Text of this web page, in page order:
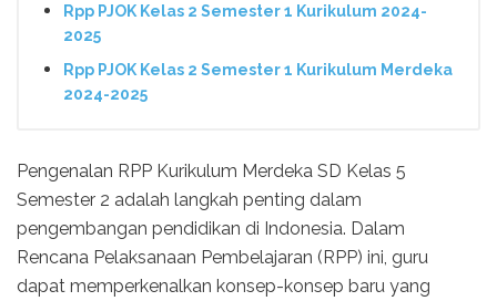
Rpp PJOK Kelas 2 Semester 1 Kurikulum 2024-
2025
Rpp PJOK Kelas 2 Semester 1 Kurikulum Merdeka
2024-2025
Pengenalan RPP Kurikulum Merdeka SD Kelas 5
Semester 2 adalah langkah penting dalam
pengembangan pendidikan di Indonesia. Dalam
Rencana Pelaksanaan Pembelajaran (RPP) ini, guru
dapat memperkenalkan konsep-konsep baru yang